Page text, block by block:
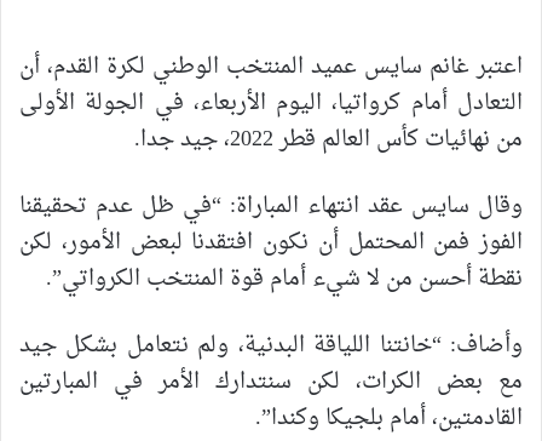
اعتبر غانم سايس عميد المنتخب الوطني لكرة القدم، أن
التعادل أمام كرواتيا، اليوم الأربعاء، في الجولة الأولى
من نهائيات كأس العالم قطر 2022، جيد جدا.
وقال سايس عقد انتهاء المباراة: “في ظل عدم تحقيقنا
الفوز فمن المحتمل أن نكون افتقدنا لبعض الأمور، لكن
نقطة أحسن من لا شيء أمام قوة المنتخب الكرواتي”.
وأضاف: “خانتنا اللياقة البدنية، ولم نتعامل بشكل جيد
مع بعض الكرات، لكن سنتدارك الأمر في المبارتين
القادمتين، أمام بلجيكا وكندا”.